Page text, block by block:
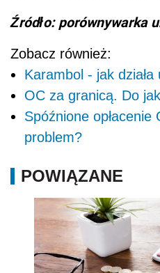
Źródło: porównywarka
Zobacz również:
Karambol - jak
OC za granicą. Do
Spóźnione
problem?
POWIĄZANE